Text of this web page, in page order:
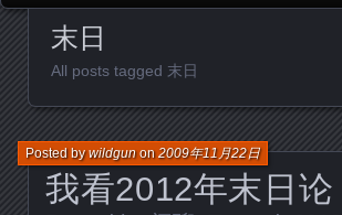
末日
All posts tagged 末日
我看2012年末日论
Posted bywildgunon2009年11月22日